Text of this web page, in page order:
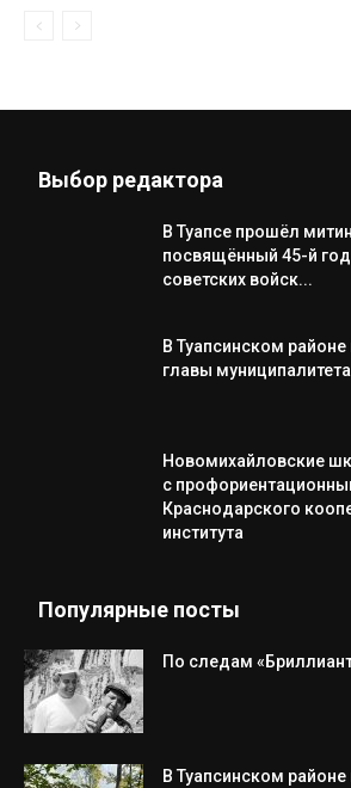
Выбор редактора
В Туапсе прошёл
посвящённый 45-й
советских войск...
В Туапсинском
главы муниципалитета
Новомихайловские
с
Краснодарского
института
Популярные посты
По следам
В Туапсинском